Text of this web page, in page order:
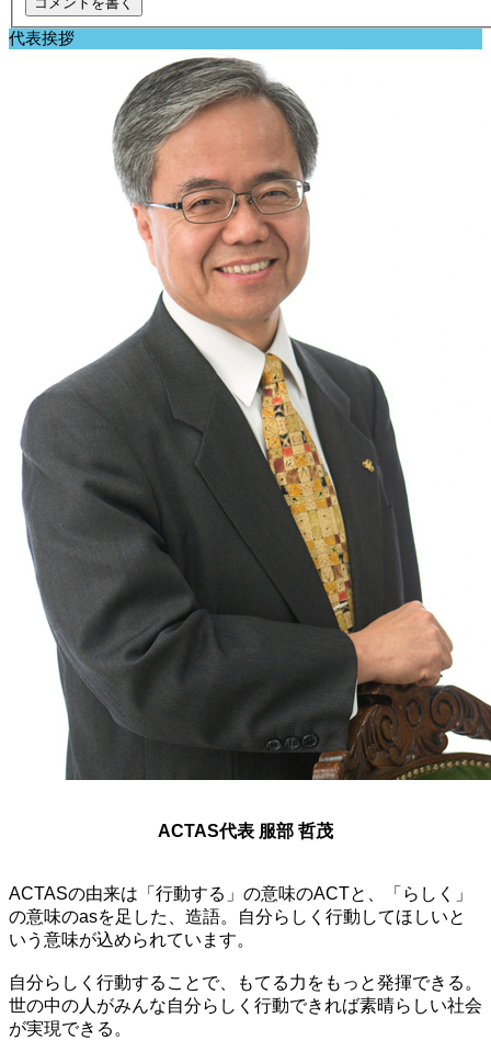
代表挨拶
ACTAS代表 服部 哲茂
ACTASの由来は「行動する」の意味のACTと、「らしく」
の意味のasを足した、造語。自分らしく行動してほしいと
いう意味が込められています。
自分らしく行動することで、もてる力をもっと発揮できる。
世の中の人がみんな自分らしく行動できれば素晴らしい社会
が実現できる。